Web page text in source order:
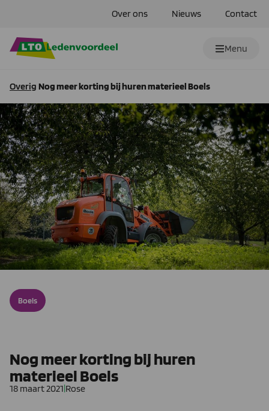
Over ons Nieuws Contact
Menu
Overig Nog meer korting bij huren materieel Boels
Boels
Nog meer korting bij huren
materieel Boels
18 maart 2021 Rose